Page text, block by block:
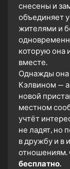
снесены и
объединяет
жителями и
которую она
вместе.
Однажды она
Кэлвином —
новой
местном
учтёт
не ладят, но
в дружбу и в
отношениям.
бесплатно.